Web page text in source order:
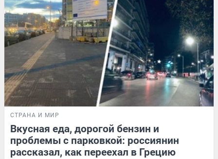
СТРАНА И МИР
Вкусная еда, дорогой бензин и
проблемы с парковкой: россиянин
рассказал, как переехал в Грецию